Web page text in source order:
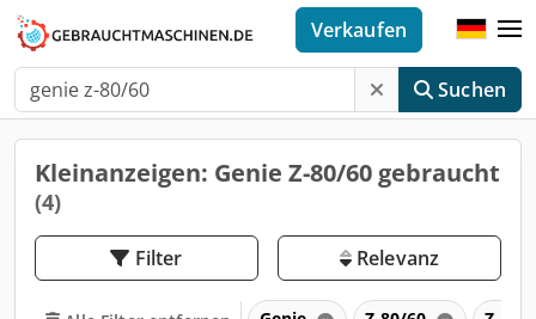
Suchen
Verkaufen
Kleinanzeigen: Genie Z-80/60 gebraucht
(4)
Filter Relevanz